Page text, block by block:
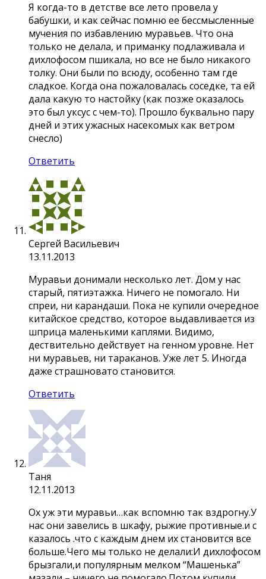
Я когда-то в детстве все лето провела у
бабушки, и как сейчас помню ее бессмысленные
мучения по избавлению муравьев. Что она
только не делала, и приманку подлаживала и
дихлофосом пшикала, но все не было никакого
толку. Они были по всюду, особенно там где
сладкое. Когда она пожаловалась соседке, та ей
дала какую то настойку (как позже оказалось
это был уксус с чем-то). Прошло буквально пару
дней и этих ужасных насекомых как ветром
снесло)
Ответить
Сергей Васильевич
13.11.2013
Муравьи донимали несколько лет. Дом у нас
старый, пятиэтажка. Ничего не помогало. Ни
спреи, ни карандаши. Пока не купили очередное
китайское средство, которое выдавливается из
шприца маленькими каплями. Видимо,
дествительно действует на генном уровне. Нет
ни муравьев, ни тараканов. Уже лет 5. Иногда
даже страшновато становится.
Ответить
Таня
12.11.2013
Ох уж эти муравьи…как вспомню так вздрогну.У
нас они завелись в шкафу, рыжие противные.и с
казалось .что с каждым днем их становится все
больше.Чего мы только не делали:И дихлофосом
брызгали,и популярным мелком “Машенька”